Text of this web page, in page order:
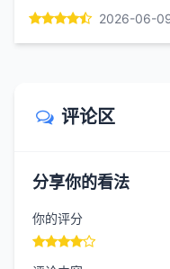
亮？这看似浪漫...
2026-06-
评论区
分享你的看法
你的评分